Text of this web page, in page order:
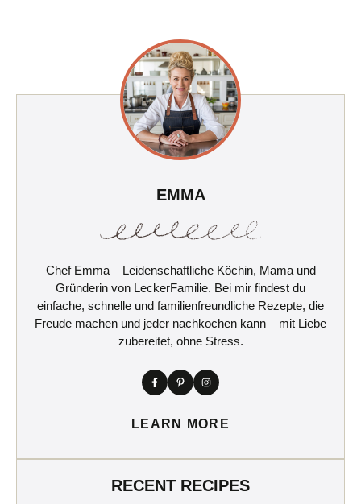
EMMA
Chef Emma – Leidenschaftliche Köchin, Mama und
Gründerin von LeckerFamilie. Bei mir findest du
einfache, schnelle und familienfreundliche Rezepte, die
Freude machen und jeder nachkochen kann – mit Liebe
zubereitet, ohne Stress.
LEARN MORE
RECENT RECIPES